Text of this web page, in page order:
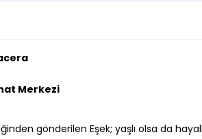
Merkezi
gönderilen Eşek; yaşlı olsa da